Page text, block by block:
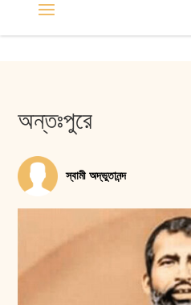
অন্তঃপুরে
স্বামী অদ্ভুতানন্দ